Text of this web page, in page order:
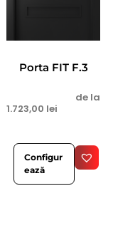
Porta FIT F.3
de la
1.723,00 lei
Configur
ează